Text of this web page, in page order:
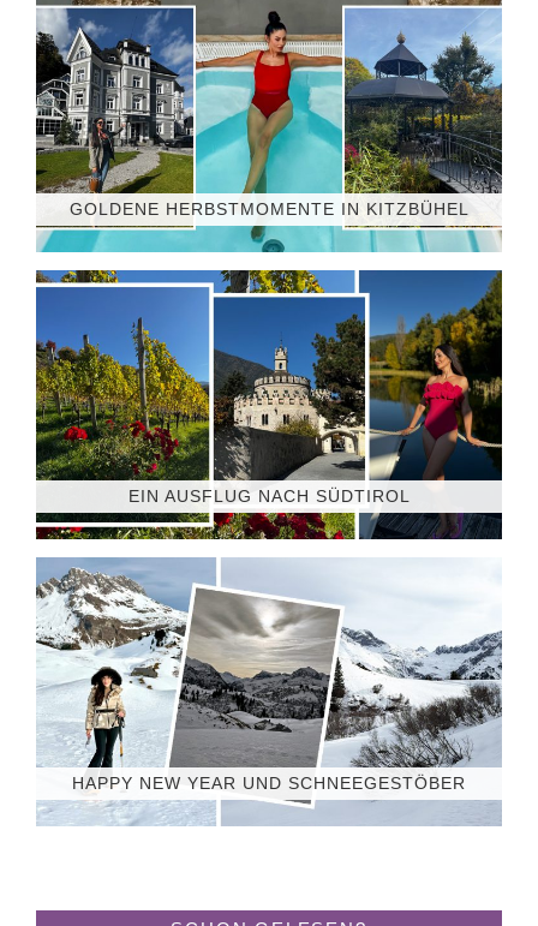
GOLDENE HERBSTMOMENTE IN KITZBÜHEL
EIN AUSFLUG NACH SÜDTIROL
HAPPY NEW YEAR UND SCHNEEGESTÖBER